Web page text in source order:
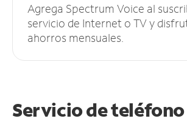
Agrega Spectrum Voice al
servicio de Internet o TV y
ahorros mensuales.
Servicio de teléfono